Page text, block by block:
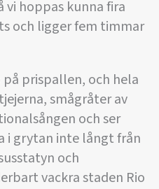
vi hoppas kunna fira
och ligger fem timmar
prispallen, och hela
smågråter av
och ser
i grytan inte långt från
och
vackra staden Rio